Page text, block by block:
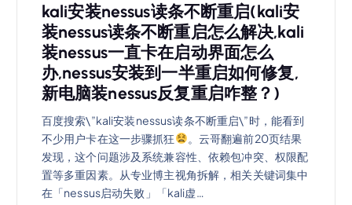
kali安装nessus读条不断重启(kali安
装nessus读条不断重启怎么解决,kali
装nessus一直卡在启动界面怎么
办,nessus安装到一半重启如何修复,
新电脑装nessus反复重启咋整？)
百度搜索\”kali安装nessus读条不断重启\”时，能看到
不少用户卡在这一步骤抓狂
。云哥翻遍前20页结果
发现，这个问题涉及系统兼容性、依赖包冲突、权限配
置等多重因素。从专业博主视角拆解，相关关键词集中
在「nessus启动失败」「kali虚…